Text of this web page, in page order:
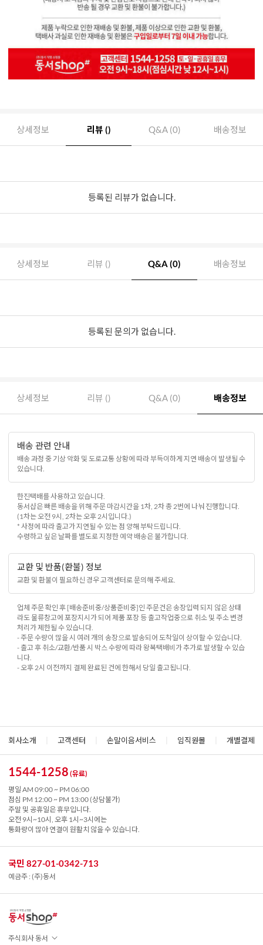
상세정보 리뷰 () Q&A (0) 배송정보
등록된 리뷰가 없습니다.
상세정보 리뷰 () Q&A (0) 배송정보
등록된 문의가 없습니다.
상세정보 리뷰 () Q&A (0) 배송정보
배송 관련 안내
배송 과정 중 기상 악화 및 도로교통 상황에 따라 부득이하게 지연 배송이 발생될 수
있습니다.
한진택배를 사용하고 있습니다.
동서샵은 빠른 배송을 위해 주문 마감시간을 1차, 2차 총 2번에 나눠 진행합니다.
(1차는 오전 9시, 2차는 오후 2시입니다.)
* 사정에 따라 출고가 지연될 수 있는 점 양해 부탁드립니다.
수령하고 싶은 날짜를 별도로 지정한 예약 배송은 불가합니다.
교환 및 반품(환불) 정보
교환 및 환불이 필요하신 경우 고객센터로 문의해 주세요.
업체 주문 확인 후 [배송준비중/상품준비중]인 주문건은 송장입력 되지 않은 상태
라도 물류창고에 포장지시가 되어 제품 포장 등 출고작업중으로 취소 및 주소 변경
처리가 제한될 수 있습니다.
- 주문 수량이 많을 시 여러 개의 송장으로 발송되어 도착일이 상이할 수 있습니다.
- 출고 후 취소/교환/반품 시 박스 수량에 따라 왕복택배비가 추가로 발생할 수 있습
니다.
- 오후 2시 이전까지 결제 완료된 건에 한해서 당일 출고됩니다.
회사소개 고객센터 손말이음서비스 임직원몰 개별결제
1544-1258 (유료)
평일 AM 09:00 ~ PM 06:00
점심 PM 12:00 ~ PM 13:00 (상담불가)
주말 및 공휴일은 휴무입니다.
오전 9시~10시, 오후 1시~3시에는
통화량이 많아 연결이 원활치 않을 수 있습니다.
국민 827-01-0342-713
예금주 : (주)동서
주식회사 동서